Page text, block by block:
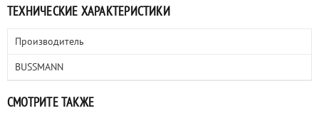
ТЕХНИЧЕСКИЕ ХАРАКТЕРИСТИКИ
Производитель
BUSSMANN
СМОТРИТЕ ТАКЖЕ